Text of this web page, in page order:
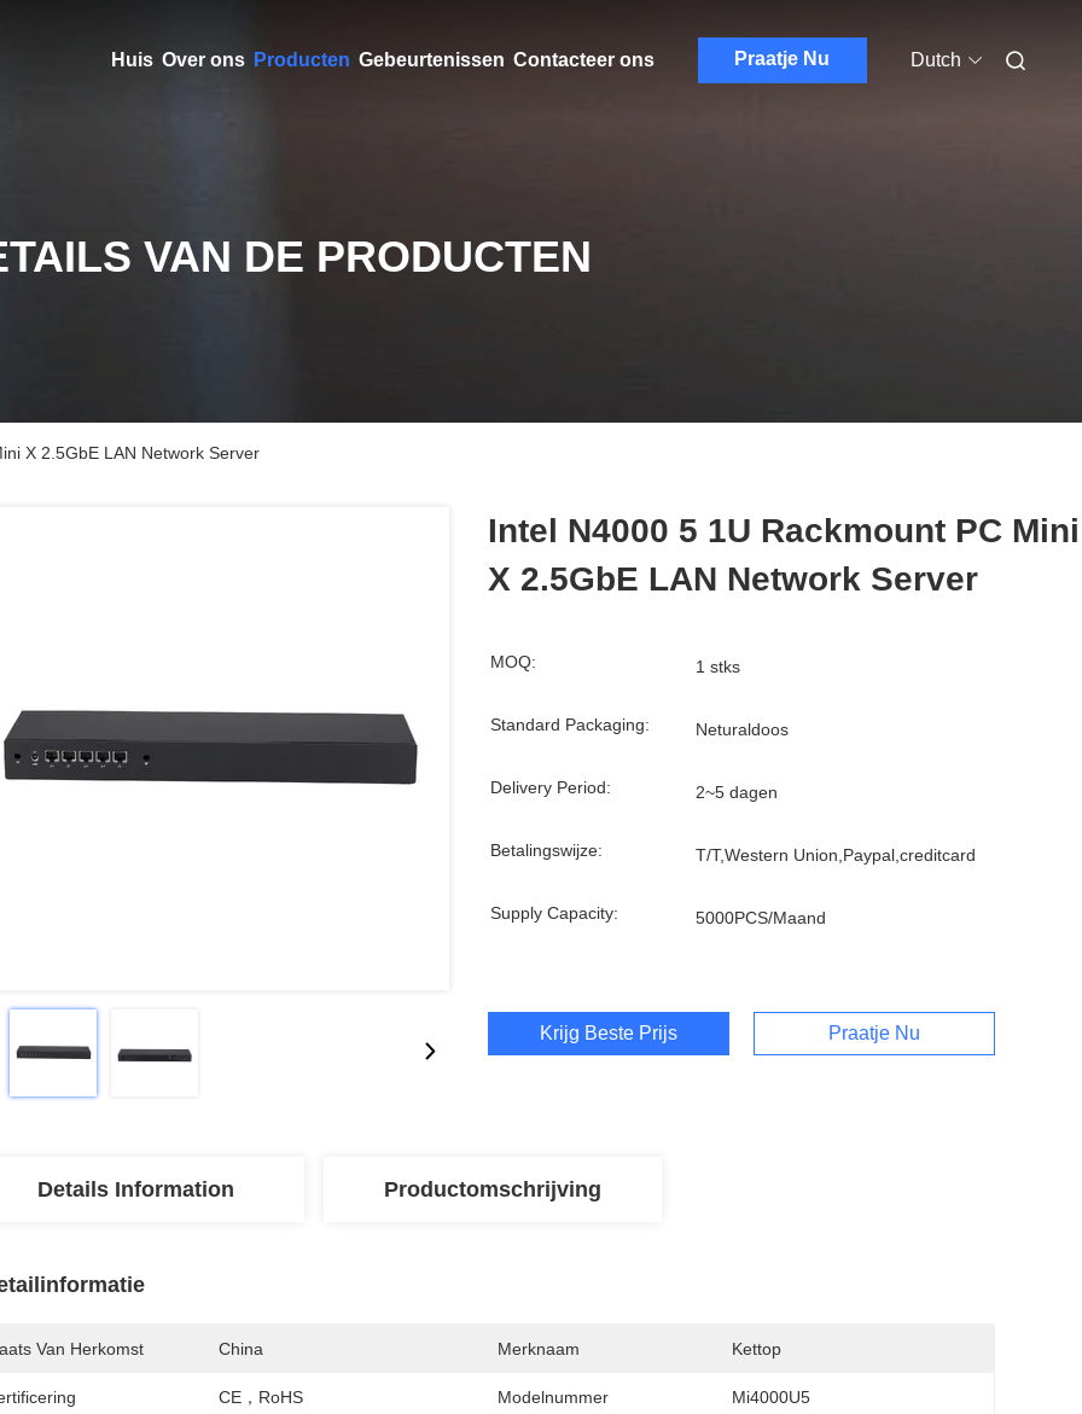
Huis Over ons Producten Gebeurtenissen Contacteer ons Praatje Nu Dutch
VAN DE PRODUCTEN
X 2.5GbE LAN Network Server
Intel N4000 5 1U Rackmount PC Mini
X 2.5GbE LAN Network Server
MOQ: 1 stks
Standard Packaging: Neturaldoos
Delivery Period: 2~5 dagen
Betalingswijze: T/T,Western Union,Paypal,creditcard
Supply Capacity: 5000PCS/Maand
Krijg Beste Prijs Praatje Nu
Details Information Productomschrijving
Van Herkomst China Merknaam Kettop
CE，RoHS Modelnummer Mi4000U5